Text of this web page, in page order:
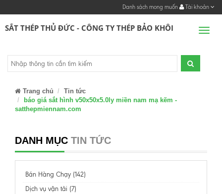
Danh sách mong muốn Tài khoản
SẮT THÉP THỦ ĐỨC - CÔNG TY THÉP BẢO KHÔI
Trang chủ
Tin tức
báo giá sắt hình v50x50x5.0ly miền nam mạ kẽm -
satthepmiennam.com
DANH MỤC TIN TỨC
Bán Hàng Chạy (142)
Dịch vụ vận tải (7)